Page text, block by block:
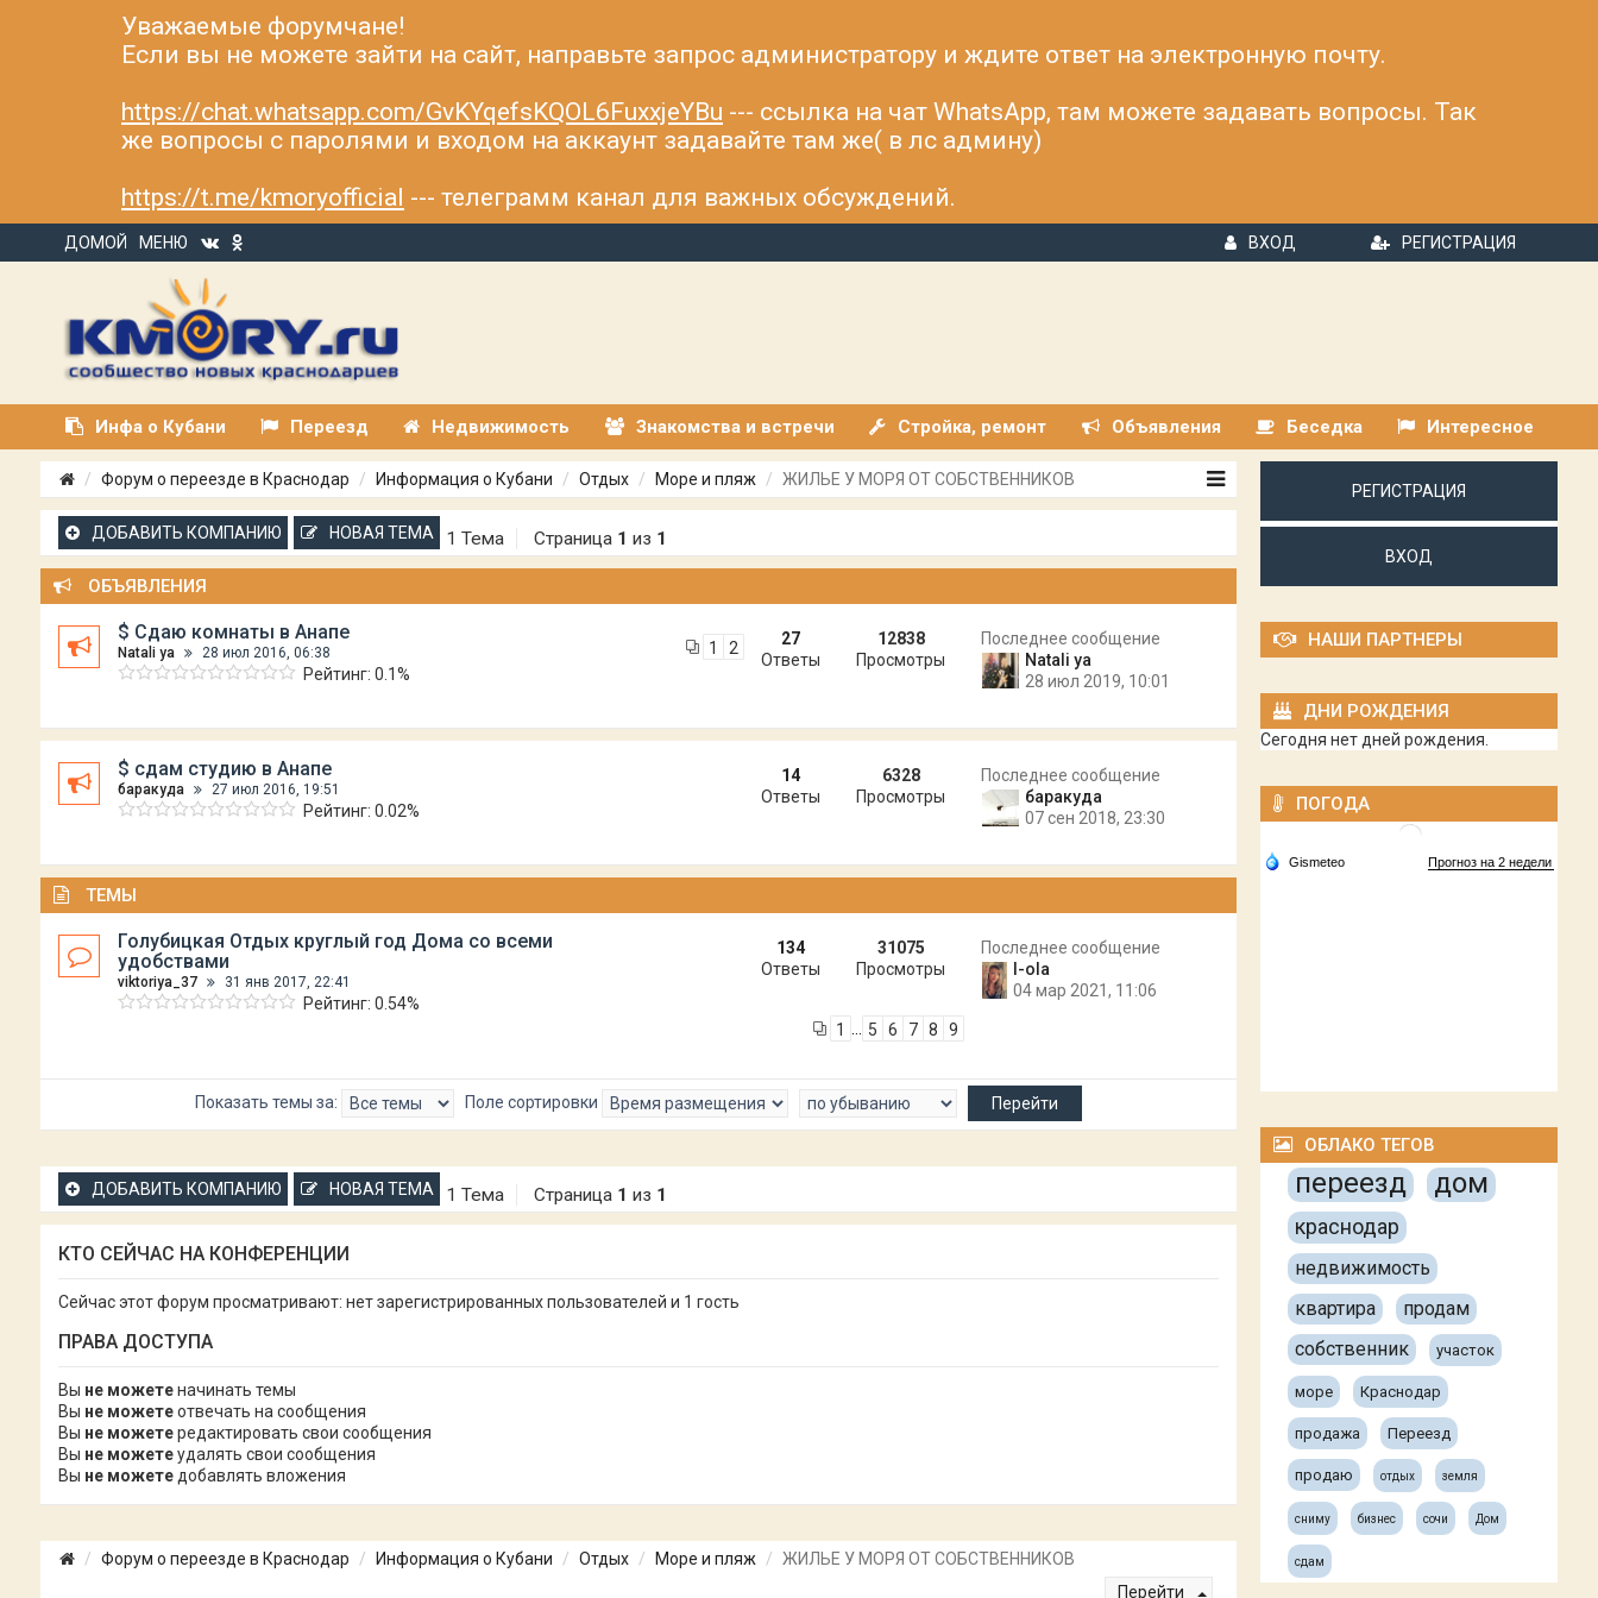
Уважаемые форумчане!
Если вы не можете зайти на сайт, направьте запрос администратору и ждите ответ на электронную почту.
https://chat.whatsapp.com/GvKYqefsKQOL6FuxxjeYBu --- ссылка на чат WhatsApp, там можете задавать вопросы. Так
же вопросы с паролями и входом на аккаунт задавайте там же( в лс админу)
https://t.me/kmoryofficial --- телеграмм канал для важных обсуждений.
ДОМОЙ МЕНЮ ВХОД РЕГИСТРАЦИЯ
Инфа о Кубани Переезд Недвижимость Знакомства и встречи Стройка, ремонт Объявления Беседка Интересное
Форум о переезде в Краснодар Информация о Кубани Отдых Море и пляж ЖИЛЬЕ У МОРЯ ОТ СОБСТВЕННИКОВ
ДОБАВИТЬ КОМПАНИЮ НОВАЯ ТЕМА 1 Тема Страница 1 из 1
ОБЪЯВЛЕНИЯ
$ Сдаю комнаты в Анапе
Natali ya 28 июл 2016, 06:38
Рейтинг: 0.1%
Последнее сообщение
Natali ya
28 июл 2019, 10:01
27
Ответы
12838
Просмотры
1 2
$ сдам студию в Анапе
баракуда 27 июл 2016, 19:51
Рейтинг: 0.02%
Последнее сообщение
баракуда
07 сен 2018, 23:30
14
Ответы
6328
Просмотры
ТЕМЫ
Голубицкая Отдых круглый год Дома со всеми
удобствами
viktoriya_37 31 янв 2017, 22:41
Рейтинг: 0.54%
Последнее сообщение
l-ola
04 мар 2021, 11:06
134
Ответы
31075
Просмотры
1 5 6 7 8 9
Показать темы за: Поле сортировки
ДОБАВИТЬ КОМПАНИЮ НОВАЯ ТЕМА 1 Тема Страница 1 из 1
КТО СЕЙЧАС НА КОНФЕРЕНЦИИ
Сейчас этот форум просматривают: нет зарегистрированных пользователей и 1 гость
ПРАВА ДОСТУПА
Вы не можетеначинать темы
Вы не можетеотвечать на сообщения
Вы не можетередактировать свои сообщения
Вы не можетеудалять свои сообщения
Вы не можетедобавлять вложения
Форум о переезде в Краснодар Информация о Кубани Отдых Море и пляж
ЖИЛЬЕ У МОРЯ ОТ СОБСТВЕННИКОВ
Перейти
РЕГИСТРАЦИЯ
ВХОД
НАШИ ПАРТНЕРЫ
ДНИ РОЖДЕНИЯ
Сегодня нет дней рождения.
ПОГОДА
ОБЛАКО ТЕГОВ
переезд дом
краснодар
недвижимость
квартира
продам
собственник
участок
море Краснодар
продажа Переезд
продаю отдых земля
сниму бизнес сочи Дом
сдам